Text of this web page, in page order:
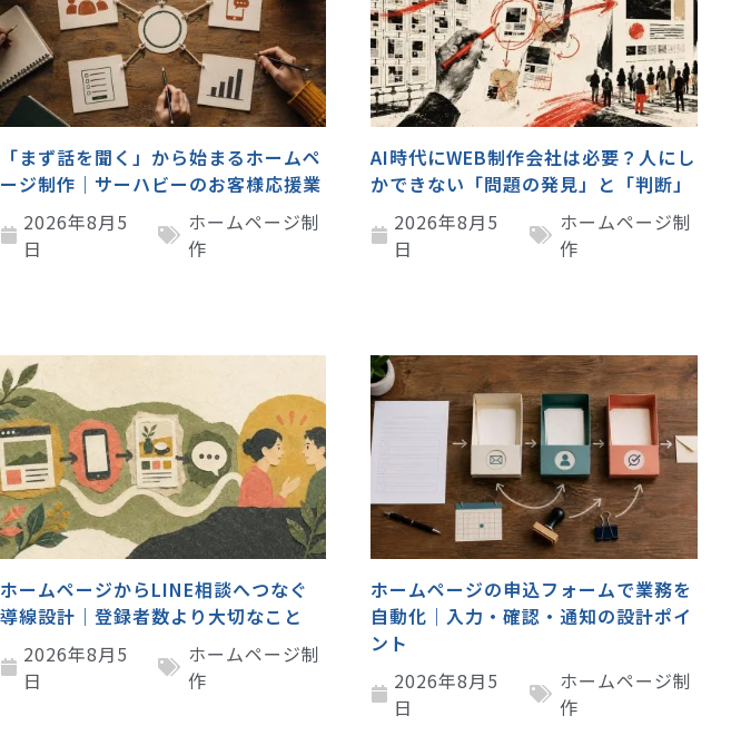
「まず話を聞く」から始まるホームペ
ージ制作｜サーハビーのお客様応援業
2026年8月5
日
ホームページ制
作
AI時代にWEB制作会社は必要？人にし
かできない「問題の発見」と「判断」
2026年8月5
日
ホームページ制
作
ホームページからLINE相談へつなぐ
導線設計｜登録者数より大切なこと
2026年8月5
日
ホームページ制
作
ホームページの申込フォームで業務を
自動化｜入力・確認・通知の設計ポイ
ント
2026年8月5
日
ホームページ制
作